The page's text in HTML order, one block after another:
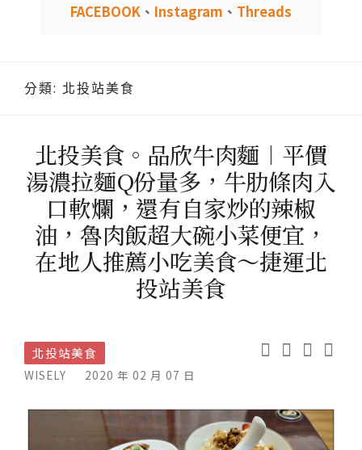
FACEBOOK 、 Instagram 、 Threads
分類: 北投站美食
北投美食。品欣牛肉麵︱平價
湯濃拉麵Q份量多，牛肋條肉入
口軟爛，還有自家炒的辣椒
油，魯肉飯超大碗小菜便宜，
在地人推薦小吃美食～捷運北
投站美食
北投站美食
WISELY 2020 年 02 月 07 日